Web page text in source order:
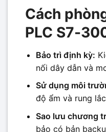
Cách
PLC S7-
Bảo trì định kỳ:
nối dây dẫn và
Sử dụng môi
độ ẩm và rung
Sao lưu chương
bảo có bản